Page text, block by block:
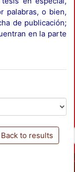
palabras, o bien,
de publicación;
en la parte
to results